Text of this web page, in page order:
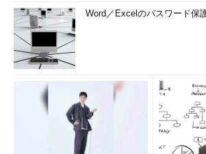
Word／Excelのパスワード保